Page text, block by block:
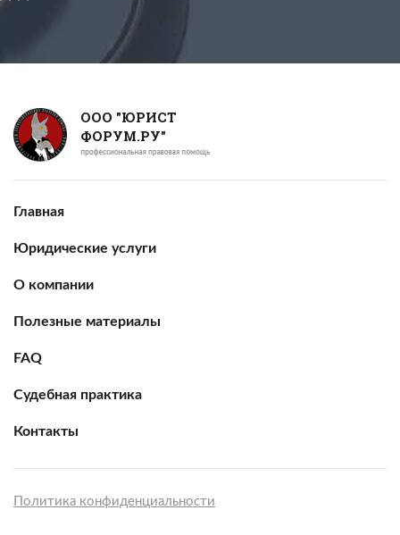
ООО "ЮРИСТ
ФОРУМ.РУ"
Главная
Юридические услуги
О компании
Полезные материалы
FAQ
Судебная практика
Контакты
Политика конфиденциальности